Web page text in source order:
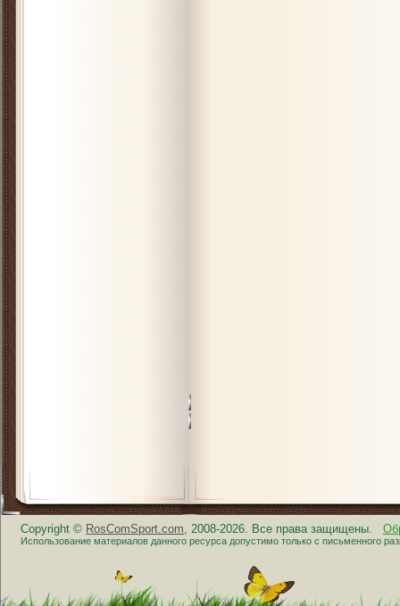
Copyright © RosComSport.com, 2008-2026. Все права защищены.
Использование материалов данного ресурса допустимо только с письменного